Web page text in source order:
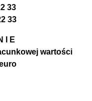
33
33
I E
wartości